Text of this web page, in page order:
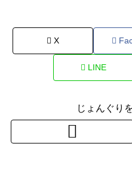
X
LINE
じょんぐり